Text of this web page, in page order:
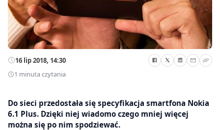
16 lip 2018, 14:30
1 minuta czytania
Do sieci przedostała się specyfikacja smartfona Nokia
6.1 Plus. Dzięki niej wiadomo czego mniej więcej
można się po nim spodziewać.